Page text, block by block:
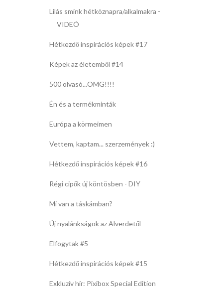
Lilás smink hétköznapra/alkalmakra -
VIDEÓ
Hétkezdő inspirációs képek #17
Képek az életemből #14
500 olvasó...OMG!!!!
Én és a termékminták
Európa a körmeimen
Vettem, kaptam... szerzemények :)
Hétkezdő inspirációs képek #16
Régi cipők új köntösben - DIY
Mi van a táskámban?
Új nyalánkságok az Alverdetől
Elfogytak #5
Hétkezdő inspirációs képek #15
Exkluzív hír: Pixibox Special Edition